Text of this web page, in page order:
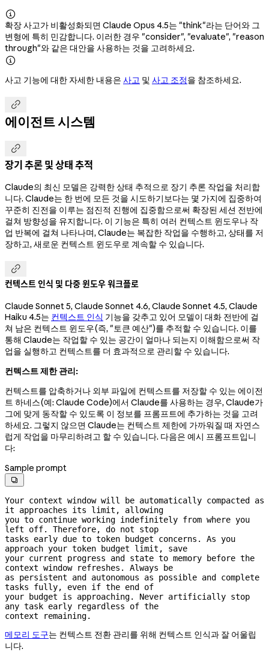

확장 사고가 비활성화되면 Claude Opus 4.5는 "think"라는 단어와 그
변형에 특히 민감합니다. 이러한 경우 "consider", "evaluate", "reason
through"와 같은 대안을 사용하는 것을 고려하세요.

사고 기능에 대한 자세한 내용은 사고 및 사고 조정을 참조하세요.

에이전트 시스템

장기 추론 및 상태 추적
Claude의 최신 모델은 강력한 상태 추적으로 장기 추론 작업을 처리합
니다. Claude는 한 번에 모든 것을 시도하기보다는 몇 가지에 집중하여
꾸준히 진전을 이루는 점진적 진행에 집중함으로써 확장된 세션 전반에
걸쳐 방향성을 유지합니다. 이 기능은 특히 여러 컨텍스트 윈도우나 작
업 반복에 걸쳐 나타나며, Claude는 복잡한 작업을 수행하고, 상태를 저
장하고, 새로운 컨텍스트 윈도우로 계속할 수 있습니다.

컨텍스트 인식 및 다중 윈도우 워크플로
Claude Sonnet 5, Claude Sonnet 4.6, Claude Sonnet 4.5, Claude
Haiku 4.5는 컨텍스트 인식 기능을 갖추고 있어 모델이 대화 전반에 걸
쳐 남은 컨텍스트 윈도우(즉, "토큰 예산")를 추적할 수 있습니다. 이를
통해 Claude는 작업할 수 있는 공간이 얼마나 되는지 이해함으로써 작
업을 실행하고 컨텍스트를 더 효과적으로 관리할 수 있습니다.
컨텍스트 제한 관리:
컨텍스트를 압축하거나 외부 파일에 컨텍스트를 저장할 수 있는 에이전
트 하네스(예: Claude Code)에서 Claude를 사용하는 경우, Claude가
그에 맞게 동작할 수 있도록 이 정보를 프롬프트에 추가하는 것을 고려
하세요. 그렇지 않으면 Claude는 컨텍스트 제한에 가까워질 때 자연스
럽게 작업을 마무리하려고 할 수 있습니다. 다음은 예시 프롬프트입니
다:
Sample prompt

Your context window will be automatically compacted as
it approaches its limit, allowing
you to continue working indefinitely from where you
left off. Therefore, do not stop
tasks early due to token budget concerns. As you
approach your token budget limit, save
your current progress and state to memory before the
context window refreshes. Always be
as persistent and autonomous as possible and complete
tasks fully, even if the end of
your budget is approaching. Never artificially stop
any task early regardless of the
context remaining.
메모리 도구는 컨텍스트 전환 관리를 위해 컨텍스트 인식과 잘 어울립
니다.